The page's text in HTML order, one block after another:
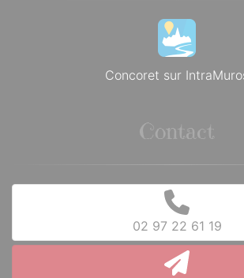
Concoret sur
Contact
02 97 22 61 19